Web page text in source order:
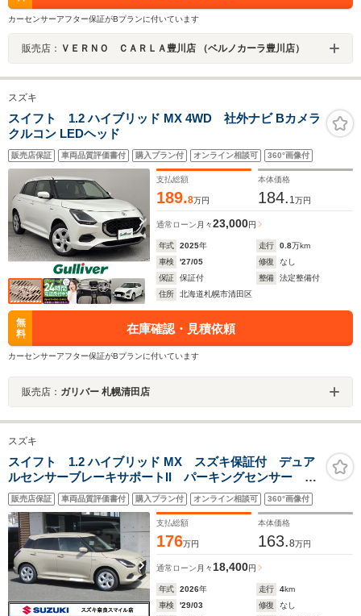
カーセンサーアフター保証がBプランに付いています
販売店： ＶＥＲＮＯ ＣＡＲＬＡ豊川店 （ベルノカーラ豊川店）
スズキ
スイフト 1.2 ハイブリッド MX 4WD 社外ナビ Bカメラ
クルコン LEDヘッド
販売店保証 車両品質評価書付 購入プラン付 オンライン相談可 360°画像付
支払総額
189.8万円
本体価格
184. 1万円
通常ローン 月々23,000円
年式 2025年 走行 0.8万km
車検
'27/05 修復
なし
保証
保証付 整備
法定整備付
住所
北海道札幌市清田区
無
料
在庫確認・見積依頼
カーセンサーアフター保証がBプランに付いています
販売店： ガリバー 札幌清田店
スズキ
スイフト 1.2 ハイブリッド MX スズキ保証付 デュア
ルセンサーブレーキサポートII パーキングセンサー 車
線逸脱抑制機能 ブラインドスポットモニター アダプ
ティブクルーズコントロール LEDヘッドランプ アイ
ドリングストップシステム
販売店保証 車両品質評価書付 購入プラン付 オンライン相談可 360°画像付
支払総額
176万円
本体価格
163.8万円
通常ローン 月々18,400円
年式 2026年 走行 4km
車検
'29/03 修復
なし